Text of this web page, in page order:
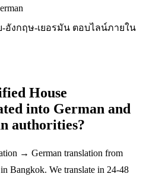
อังกฤษ-เยอรมัน ตอบไลน์ภายใน
House
into German and
authorities?
→ German translation from
Bangkok. We translate in 24-48